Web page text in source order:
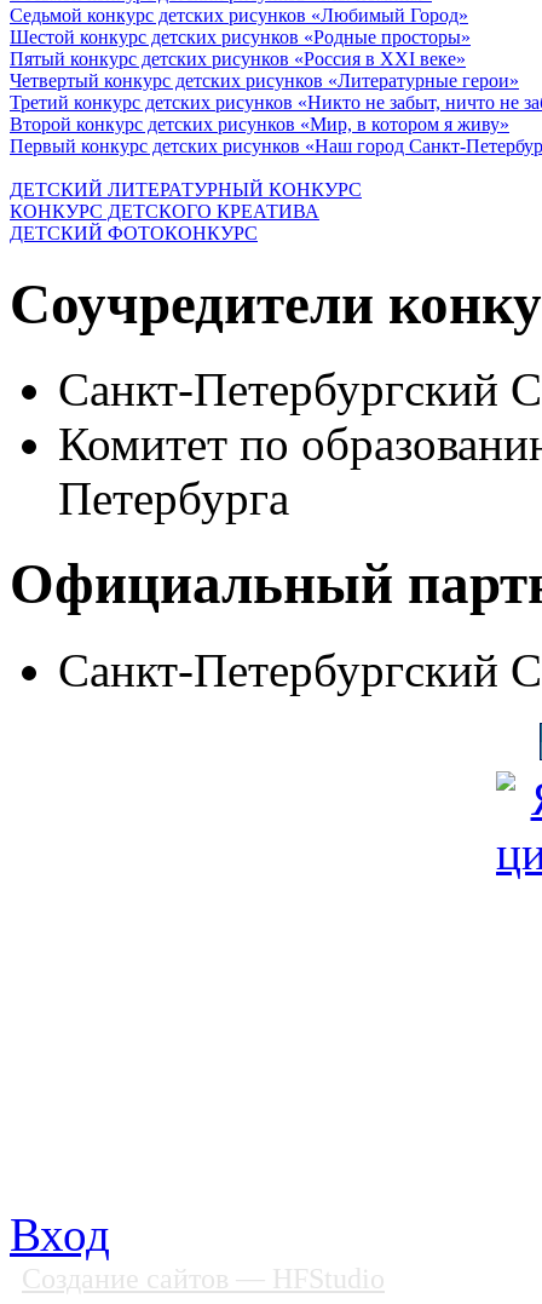
Седьмой конкурс детских рисунков «Любимый Город»
Шестой конкурс детских рисунков «Родные просторы»
Пятый конкурс детских рисунков «Россия в XXI веке»
Четвертый конкурс детских рисунков «Литературные герои»
Третий конкурс детских рисунков «Никто не забыт, ничто не
Второй конкурс детских рисунков «Мир, в котором я живу»
Первый конкурс детских рисунков «Наш город Санкт-
ДЕТСКИЙ ЛИТЕРАТУРНЫЙ КОНКУРС
КОНКУРС ДЕТСКОГО КРЕАТИВА
ДЕТСКИЙ ФОТОКОНКУРС
Соучредители
Санкт-Петербургский
Комитет по
Петербурга
Официальный
Санкт-Петербургский
Вход
Создание сайтов — HFStudio